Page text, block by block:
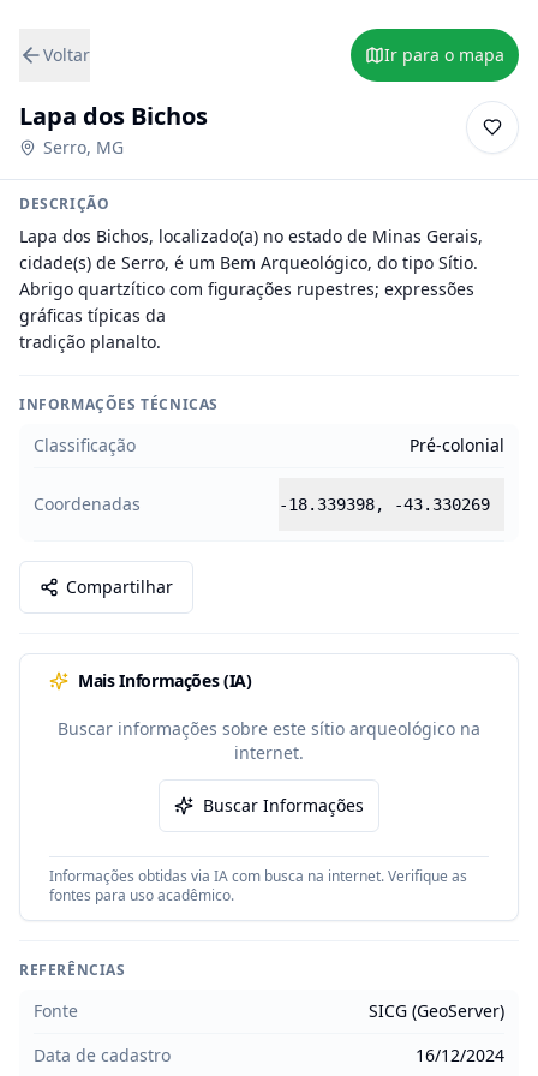
Voltar Ir para o mapa
Lapa dos Bichos
Serro, MG
DESCRIÇÃO
Lapa dos Bichos, localizado(a) no estado de Minas Gerais,
cidade(s) de Serro, é um Bem Arqueológico, do tipo Sítio.
Abrigo quartzítico com figurações rupestres; expressões
gráficas típicas da
tradição planalto.
INFORMAÇÕES TÉCNICAS
Classificação Pré-colonial
Coordenadas -18.339398, -43.330269
Compartilhar
Mais Informações (IA)
Buscar informações sobre este sítio arqueológico na
internet.
Buscar Informações
Informações obtidas via IA com busca na internet. Verifique as
fontes para uso acadêmico.
REFERÊNCIAS
Fonte
SICG (GeoServer)
Data de cadastro
16/12/2024